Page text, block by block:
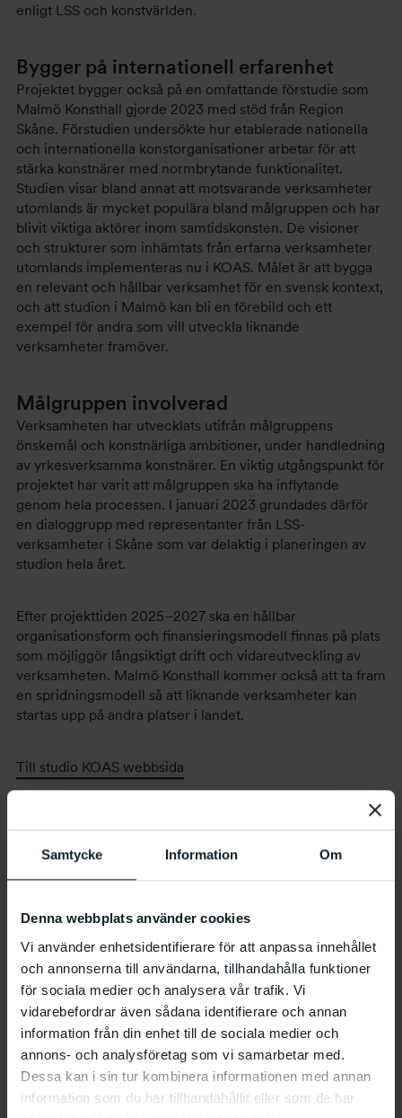
Samtycke Information Om
Denna webbplats använder cookies
Vi använder enhetsidentifierare för att anpassa innehållet
och annonserna till användarna, tillhandahålla funktioner
för sociala medier och analysera vår trafik. Vi
vidarebefordrar även sådana identifierare och annan
information från din enhet till de sociala medier och
annons- och analysföretag som vi samarbetar med.
Dessa kan i sin tur kombinera informationen med annan
information som du har tillhandahållit eller som de har
enligt LSS och konstvärlden.
Bygger på internationell erfarenhet
Projektet bygger också på en omfattande förstudie som
Malmö Konsthall gjorde 2023 med stöd från Region
Skåne. Förstudien undersökte hur etablerade nationella
och internationella konstorganisationer arbetar för att
stärka konstnärer med normbrytande funktionalitet.
Studien visar bland annat att motsvarande verksamheter
utomlands är mycket populära bland målgruppen och har
blivit viktiga aktörer inom samtidskonsten. De visioner
och strukturer som inhämtats från erfarna verksamheter
utomlands implementeras nu i KOAS. Målet är att bygga
en relevant och hållbar verksamhet för en svensk kontext,
och att studion i Malmö kan bli en förebild och ett
exempel för andra som vill utveckla liknande
verksamheter framöver.
Målgruppen involverad
Verksamheten har utvecklats utifrån målgruppens
önskemål och konstnärliga ambitioner, under handledning
av yrkesverksamma konstnärer. En viktig utgångspunkt för
projektet har varit att målgruppen ska ha inflytande
genom hela processen. I januari 2023 grundades därför
en dialoggrupp med representanter från LSS-
verksamheter i Skåne som var delaktig i planeringen av
studion hela året.
Efter projekttiden 2025–2027 ska en hållbar
organisationsform och finansieringsmodell finnas på plats
som möjliggör långsiktigt drift och vidareutveckling av
verksamheten. Malmö Konsthall kommer också att ta fram
en spridningsmodell så att liknande verksamheter kan
startas upp på andra platser i landet.
Till studio KOAS webbsida
Kontaktperson
Hitta hit
Stöd och samarbetspartners
Länkar till inspirationskällor
Media